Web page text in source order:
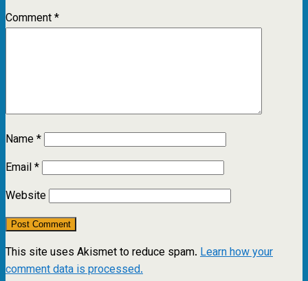
Comment*
Name*
Email*
Website
This site uses Akismet to reduce spam. Learn how your
comment data is processed.